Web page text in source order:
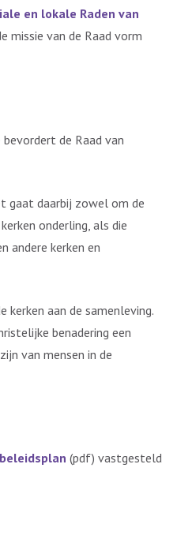
en lokale Raden van
missie van de Raad vorm
de Raad van
gaat daarbij zowel om de
onderling, als die
andere kerken en
kerken aan de samenleving.
benadering een
van mensen in de
beleidsplan (pdf) vastgesteld